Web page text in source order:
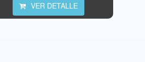
VER DETALLE